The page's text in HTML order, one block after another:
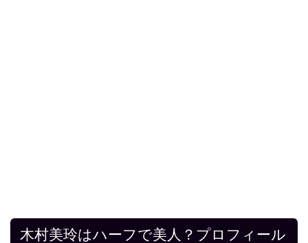
木村美玲はハーフで美人？プロフィール